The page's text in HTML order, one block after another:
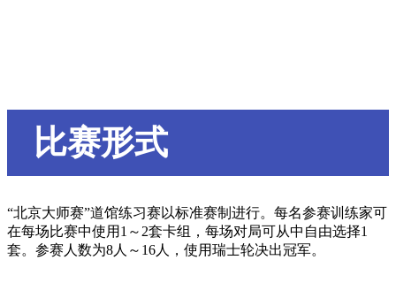
比赛形式
“北京大师赛”道馆练习赛以标准赛制进行。每名参赛训练家可
在每场比赛中使用1～2套卡组，每场对局可从中自由选择1
套。参赛人数为8人～16人，使用瑞士轮决出冠军。